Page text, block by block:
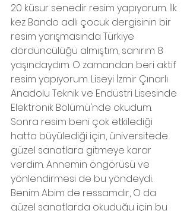
20 küsur senedir resim yapıyorum. İlk
kez Bando adlı çocuk dergisinin bir
resim yarışmasında Türkiye
dördüncülüğü almıştım, sanırım 8
yaşındaydım. O zamandan beri aktif
resim yapıyorum. Liseyi İzmir Çınarlı
Anadolu Teknik ve Endüstri Lisesinde
Elektronik Bölümü'nde okudum.
Sonra resim beni çok etkilediği
hatta büyülediği için, üniversitede
güzel sanatlara gitmeye karar
verdim. Annemin öngörüsü ve
yönlendirmesi de bu yöndeydi.
Benim Abim de ressamdır, O da
güzel sanatlarda okuduğu için bu